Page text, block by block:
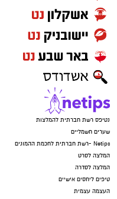
נטיפס רשת חברתית להמלצות
שערים חשמליים
Netips -רשת חברתית לחכמת ההמונים
המלצה לסרט
המלצה לסדרה
טיפים ליחסים אישיים
העצמה עצמית